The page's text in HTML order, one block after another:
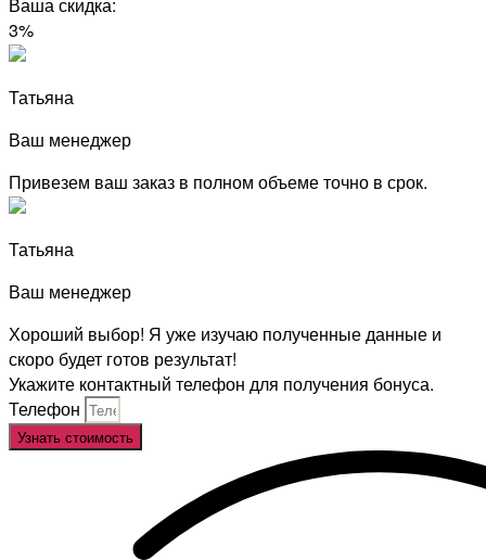
Ваша скидка:
3%
Татьяна
Ваш менеджер
Привезем ваш заказ в полном объеме точно в срок.
Татьяна
Ваш менеджер
Хороший выбор! Я уже изучаю полученные данные и
скоро будет готов результат!
Укажите контактный телефон для получения бонуса.
Телефон
Узнать стоимость